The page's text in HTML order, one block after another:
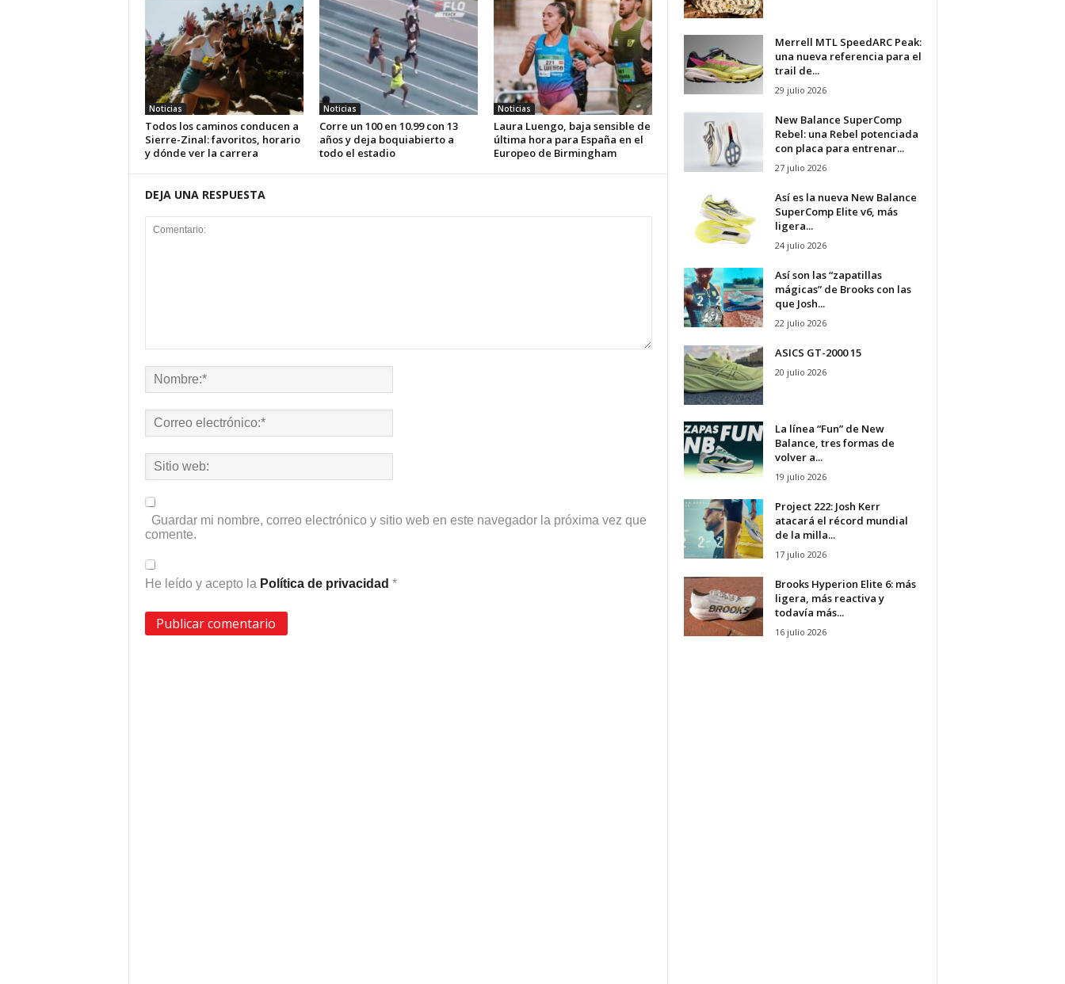
Noticias
Todos los caminos conducen a
Sierre-Zinal: favoritos, horario
y dónde ver la carrera
Noticias
Corre un 100 en 10.99 con 13
años y deja boquiabierto a
todo el estadio
Noticias
Laura Luengo, baja sensible de
última hora para España en el
Europeo de Birmingham
DEJA UNA RESPUESTA
Guardar mi nombre, correo electrónico y sitio web en este navegador la próxima vez que
comente.
He leído y acepto la Política de privacidad *
Merrell MTL SpeedARC Peak:
una nueva referencia para el
trail de...
29 julio 2026
New Balance SuperComp
Rebel: una Rebel potenciada
con placa para entrenar...
27 julio 2026
Así es la nueva New Balance
SuperComp Elite v6, más
ligera...
24 julio 2026
Así son las “zapatillas
mágicas” de Brooks con las
que Josh...
22 julio 2026
ASICS GT-2000 15
20 julio 2026
La línea “Fun” de New
Balance, tres formas de
volver a...
19 julio 2026
Project 222: Josh Kerr
atacará el récord mundial
de la milla...
17 julio 2026
Brooks Hyperion Elite 6: más
ligera, más reactiva y
todavía más...
16 julio 2026